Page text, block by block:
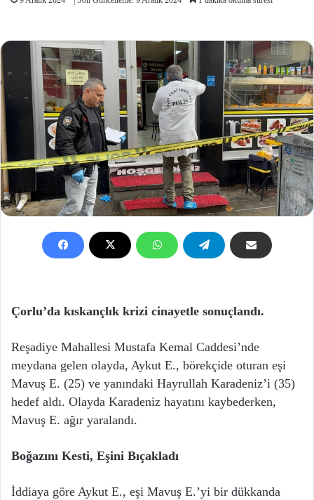
Çorlu’da kıskançlık krizi cinayetle sonuçlandı.
Reşadiye Mahallesi Mustafa Kemal Caddesi’nde
meydana gelen olayda, Aykut E., börekçide oturan eşi
Mavuş E. (25) ve yanındaki Hayrullah Karadeniz’i (35)
hedef aldı. Olayda Karadeniz hayatını kaybederken,
Mavuş E. ağır yaralandı.
Boğazını Kesti, Eşini Bıçakladı
İddiaya göre Aykut E., eşi Mavuş E.’yi bir dükkanda